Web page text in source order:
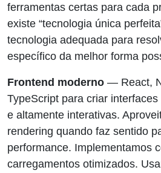
ferramentas certas para cada
existe “tecnologia única
tecnologia adequada para
específico da melhor forma
Frontend moderno — React,
TypeScript para criar
e altamente interativas.
rendering quando faz sentido
performance. Implementamos
carregamentos otimizados.